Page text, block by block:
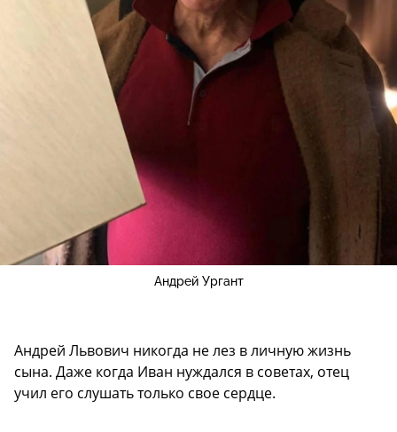
Андрей Ургант
Андрей Львович никогда не лез в личную жизнь
сына. Даже когда Иван нуждался в советах, отец
учил его слушать только свое сердце.